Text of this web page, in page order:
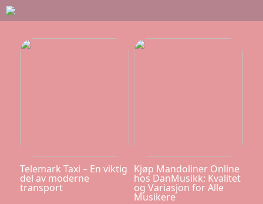
Telemark Taxi – En viktig
del av moderne
transport
Kjøp Mandoliner Online
hos DanMusikk: Kvalitet
og Variasjon for Alle
Musikere